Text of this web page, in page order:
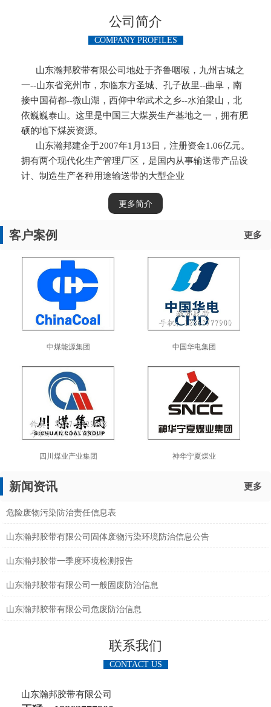
公司简介
COMPANY PROFILES
山东瀚邦胶带有限公司地处于齐鲁咽喉，九州古城之
一--山东省兖州市，东临东方圣城、孔子故里--曲阜，南
接中国荷都--微山湖，西仰中华武术之乡--水泊梁山，北
依巍巍泰山。这里是中国三大煤炭生产基地之一，拥有肥
硕的地下煤炭资源。
山东瀚邦建企于2007年1月13日，注册资金1.06亿元。
拥有两个现代化生产管理厂区，是国内从事输送带产品设
计、制造生产各种用途输送带的大型企业
更多简介
客户案例 更多
中煤能源集团 中国华电集团
四川煤业产业集团 神华宁夏煤业
新闻资讯 更多
危险废物污染防治责任信息表
山东瀚邦胶带有限公司固体废物污染环境防治信息公告
山东瀚邦胶带一季度环境检测报告
山东瀚邦胶带有限公司一般固废防治信息
山东瀚邦胶带有限公司危废防治信息
联系我们
CONTACT US
山东瀚邦胶带有限公司